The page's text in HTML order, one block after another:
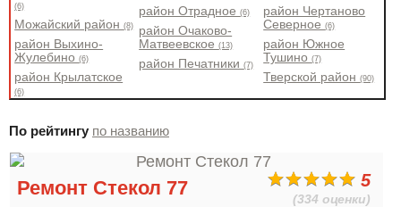
(6)
Можайский район(8)
район Выхино-
Жулебино(6)
район Крылатское
(6)
район Отрадное(6)
район Очаково-
Матвеевское(13)
район Печатники(7)
район Чертаново
Северное(6)
район Южное
Тушино(7)
Тверской район(90)
По рейтингу по названию
5
(334 оценки)
Ремонт Стекол 77